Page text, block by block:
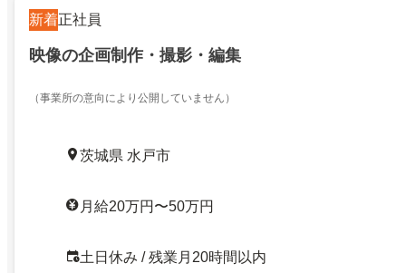
新着正社員
映像の企画制作・撮影・編集
（事業所の意向により公開していません）
茨城県 水戸市
月給20万円〜50万円
土日休み / 残業月20時間以内